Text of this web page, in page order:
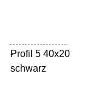
Profil 5 40x20
schwarz
-